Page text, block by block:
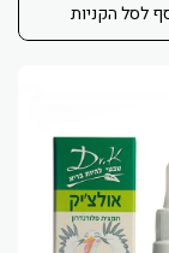
לסל הקניות